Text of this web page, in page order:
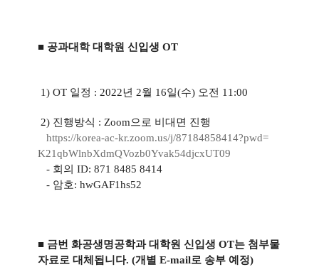
■ 공과대학 대학원 신입생 OT
1) OT 일정 : 2022년 2월 16일(수) 오전 11:00
2) 진행방식 : Zoom으로 비대면 진행
https://korea-ac-kr.zoom.us/j/87184858414?pwd=
K21qbWlnbXdmQVozb0Yvak54djcxUT09
- 회의 ID: 871 8485 8414
- 암호: hwGAF1hs52
■ 금번 화공생명공학과 대학원 신입생 OT는 첨부물
자료로 대체됩니다. (개별 E-mail로 송부 예정)